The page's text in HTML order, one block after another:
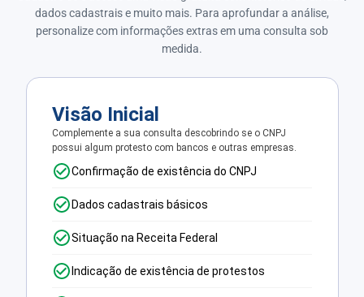
dados cadastrais e muito mais. Para aprofundar a análise,
personalize com informações extras em uma consulta sob
medida.
Visão Inicial
Complemente a sua consulta descobrindo se o CNPJ
possui algum protesto com bancos e outras empresas.
Confirmação de existência do CNPJ
Dados cadastrais básicos
Situação na Receita Federal
Indicação de existência de protestos